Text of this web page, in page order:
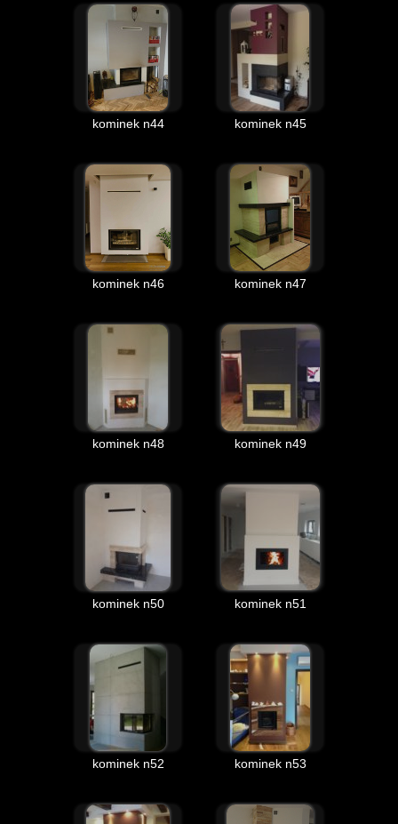
kominek n44 kominek n45
kominek n46 kominek n47
kominek n48 kominek n49
kominek n50 kominek n51
kominek n52 kominek n53